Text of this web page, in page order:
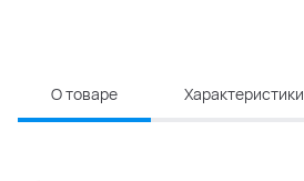
О товаре Характеристики